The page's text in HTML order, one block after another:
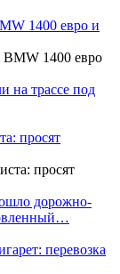
1400 евро и
на трассе под
просят
дорожно-
перевозка